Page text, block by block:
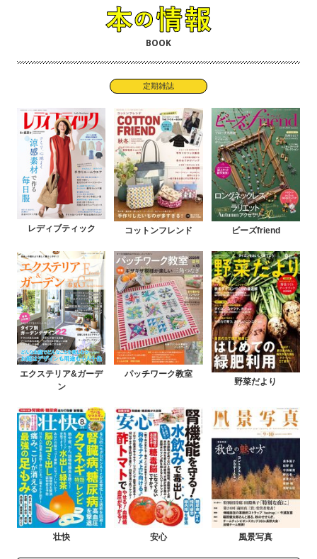
BOOK
定期雑誌
レディブティック コットンフレンド ビーズfriend
エクステリア&ガーデ
ン
パッチワーク教室
野菜だより
壮快 安心 風景写真